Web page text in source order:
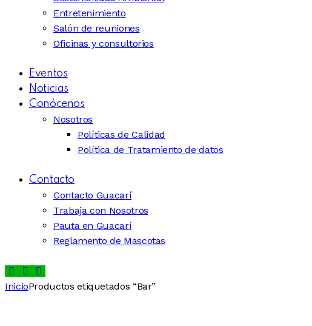
Entretenimiento
Salón de reuniones
Oficinas y consultorios
Eventos
Noticias
Conócenos
Nosotros
Políticas de Calidad
Política de Tratamiento de datos
Contacto
Contacto Guacarí
Trabaja con Nosotros
Pauta en Guacarí
Reglamento de Mascotas
InicioProductos etiquetados “Bar”